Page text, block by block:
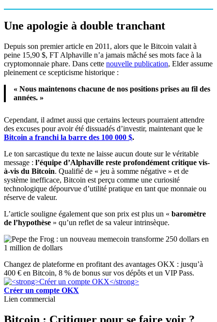
Une apologie à double tranchant
Depuis son premier article en 2011, alors que le Bitcoin valait à
peine 15,90 $, FT Alphaville n’a jamais mâché ses mots face à la
cryptomonnaie phare. Dans cette nouvelle publication, Elder assume
pleinement ce scepticisme historique :
« Nous maintenons chacune de nos positions prises au fil des
années. »
Cependant, il admet aussi que certains lecteurs pourraient attendre
des excuses pour avoir été dissuadés d’investir, maintenant que le
Bitcoin a franchi la barre des 100 000 $.
Le ton sarcastique du texte ne laisse aucun doute sur le véritable
message : l’équipe d’Alphaville reste profondément critique vis-
à-vis du Bitcoin. Qualifié de « jeu à somme négative » et de
système inefficace, Bitcoin est perçu comme une curiosité
technologique dépourvue d’utilité pratique en tant que monnaie ou
réserve de valeur.
L’article souligne également que son prix est plus un « baromètre
de l’hypothèse » qu’un reflet de sa valeur intrinsèque.
Changez de plateforme en profitant des avantages OKX : jusqu’à
400 € en Bitcoin, 8 % de bonus sur vos dépôts et un VIP Pass.
Créer un compte OKX
Lien commercial
Bitcoin : Critiquer pour se faire voir ?